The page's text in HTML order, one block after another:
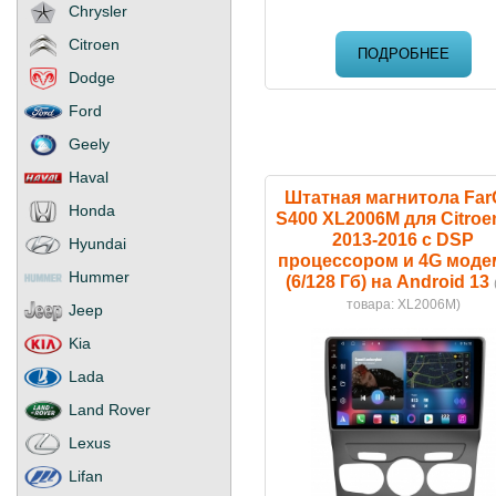
ПОДРОБНЕЕ
Штатная магнитола
S400 XL2006M для
2013-2016 с DSP
процессором и 4G
(6/128 Гб) на Android 13
товара: XL2006M)
Chrysler
Citroen
Dodge
Ford
Geely
Haval
Honda
Hyundai
Hummer
Jeep
Kia
Lada
Land Rover
Lexus
Lifan